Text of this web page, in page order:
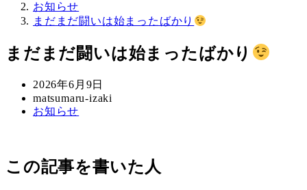
お知らせ
まだまだ闘いは始まったばかり
まだまだ闘いは始まったばかり
投
稿
日
2026年6月9日
著
者
matsumaru-izaki
カ
ー
お知らせ
この記事を書いた人